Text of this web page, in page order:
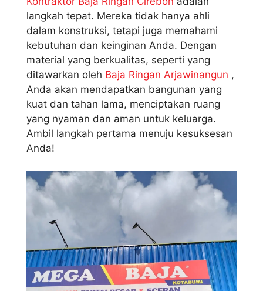
langkah tepat. Mereka tidak hanya ahli
dalam konstruksi, tetapi juga memahami
kebutuhan dan keinginan Anda. Dengan
material yang berkualitas, seperti yang
ditawarkan oleh Baja Ringan Arjawinangun ,
Anda akan mendapatkan bangunan yang
kuat dan tahan lama, menciptakan ruang
yang nyaman dan aman untuk keluarga.
Ambil langkah pertama menuju kesuksesan
Anda!